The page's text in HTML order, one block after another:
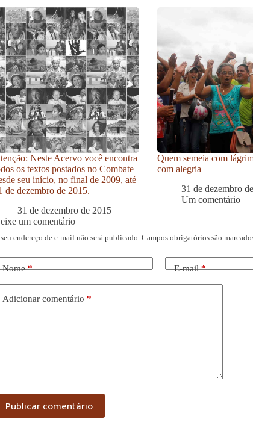
Neste Acervo você encontra
os textos postados no Combate
seu início, no final de 2009, até
de dezembro de 2015.
31 de dezembro de 2015
Quem semeia com
com alegria
31 de dezembro
Um comentário
um comentário
endereço de e-mail não será publicado. Campos obrigatórios são
Nome* E-mail*
Adicionar comentário *
Publicar comentário